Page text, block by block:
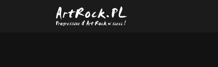
Przejdź do treści głównej